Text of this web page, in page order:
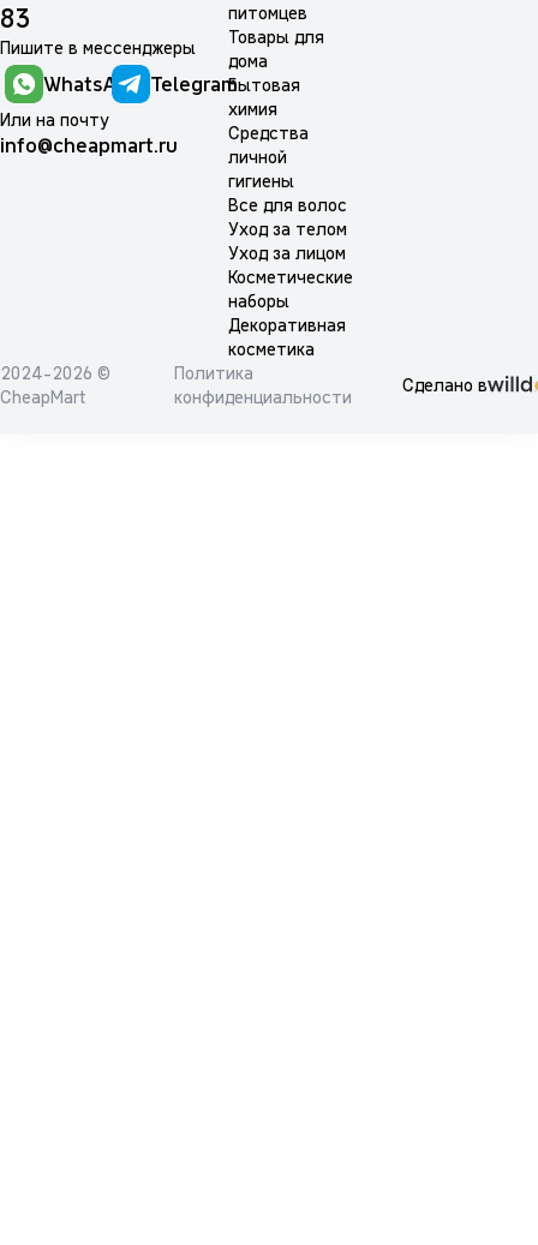
83
Пишите в мессенджеры
WhatsApp Telegram
Или на почту
info@cheapmart.ru
питомцев
Товары для
дома
Бытовая
химия
Средства
личной
гигиены
Все для волос
Уход за телом
Уход за лицом
Косметические
наборы
Декоративная
косметика
2024-2026 ©
CheapMart
Политика
конфиденциальности
Сделано в